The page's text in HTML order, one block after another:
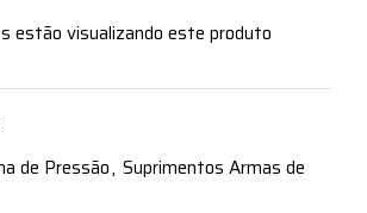
estão visualizando este produto
de Pressão, Suprimentos Armas de